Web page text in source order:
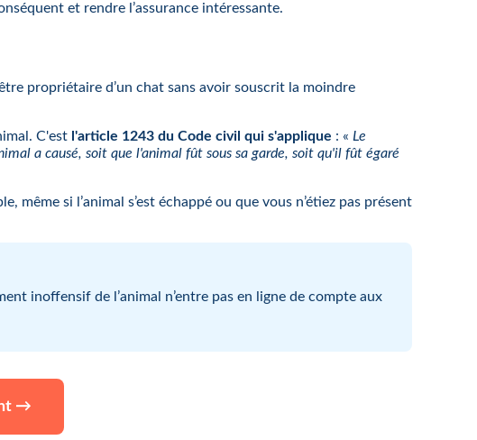
et rendre l’assurance intéressante.
propriétaire d’un chat sans avoir souscrit la moindre
C'est l'article 1243 du Code civil qui s'applique : « Le
a causé, soit que l'animal fût sous sa garde, soit qu'il fût égaré
si l’animal s’est échappé ou que vous n’étiez pas présent
inoffensif de l’animal n’entre pas en ligne de compte aux
→